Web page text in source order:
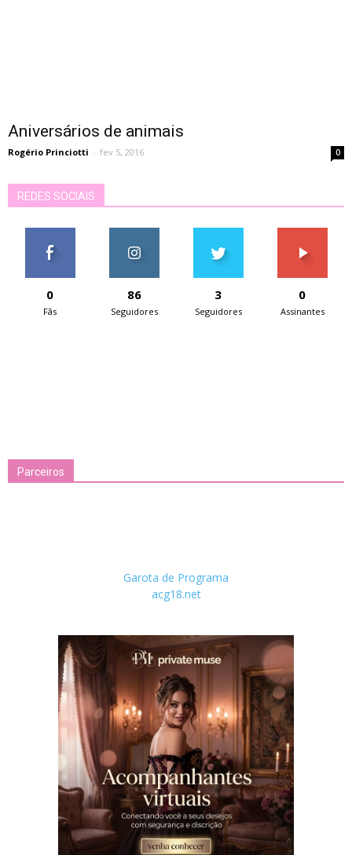
Aniversários de animais
Rogério Princiotti - fev 5, 2016 0
REDES SOCIAIS
0
Fãs
86
Seguidores
3
Seguidores
0
Assinantes
Parceiros
Garota de Programa
acg18.net